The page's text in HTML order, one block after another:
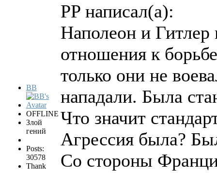
BB
OFFLINE
Злой
гений
Posts:
30578
Thank
PP написал(а):
Наполеон и
отношения к
только они не
нападали. Была
Что значит
Агрессия была?
Со стороны